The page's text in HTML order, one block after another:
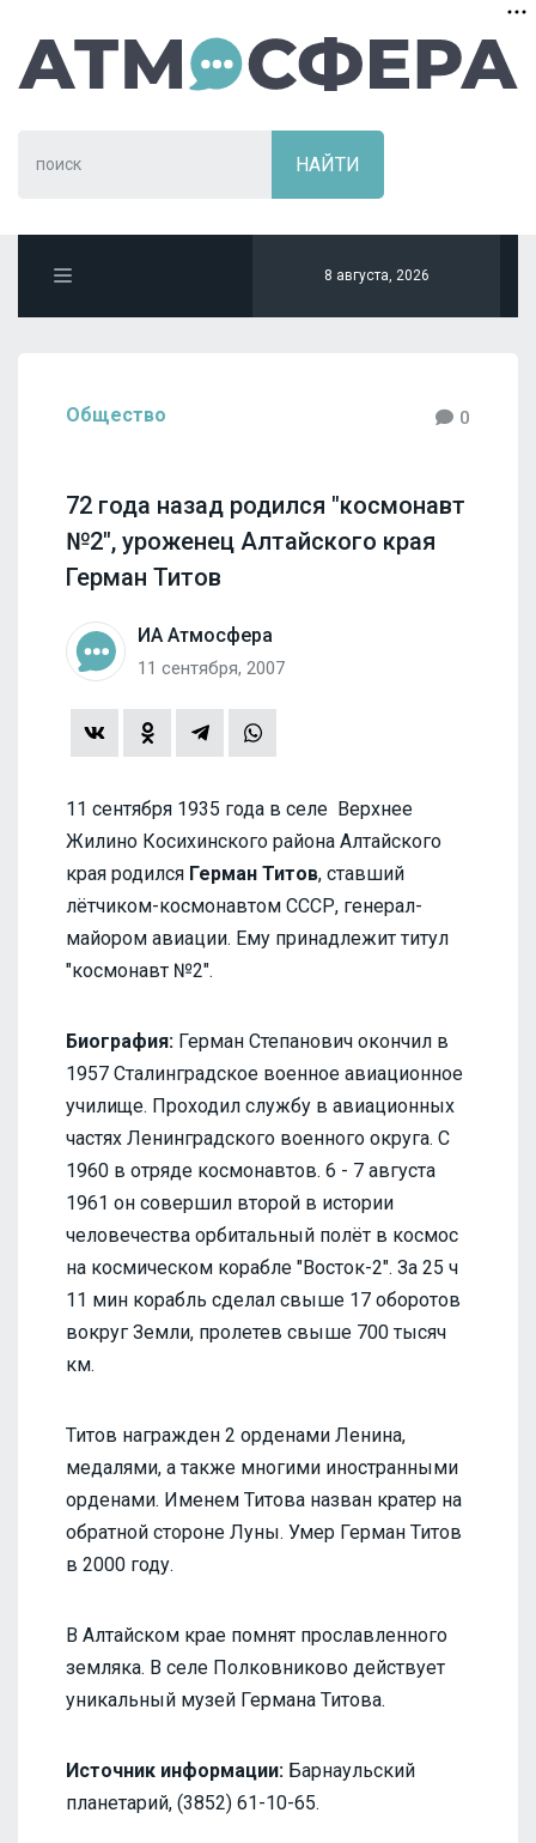
8 августа, 2026
Общество 0
72 года назад родился "космонавт
№2", уроженец Алтайского края
Герман Титов
ИА Атмосфера
11 сентября, 2007
11 сентября 1935 года в селе Верхнее
Жилино Косихинского района Алтайского
края родился Герман Титов, ставший
лётчиком-космонавтом СССР, генерал-
майором авиации. Ему принадлежит титул
"космонавт №2".
Биография: Герман Степанович окончил в
1957 Сталинградское военное авиационное
училище. Проходил службу в авиационных
частях Ленинградского военного округа. С
1960 в отряде космонавтов. 6 - 7 августа
1961 он совершил второй в истории
человечества орбитальный полёт в космос
на космическом корабле "Восток-2". За 25 ч
11 мин корабль сделал свыше 17 оборотов
вокруг Земли, пролетев свыше 700 тысяч
км.
Титов награжден 2 орденами Ленина,
медалями, а также многими иностранными
орденами. Именем Титова назван кратер на
обратной стороне Луны. Умер Герман Титов
в 2000 году.
В Алтайском крае помнят прославленного
земляка. В селе Полковниково действует
уникальный музей Германа Титова.
Источник информации: Барнаульский
планетарий, (3852) 61-10-65.